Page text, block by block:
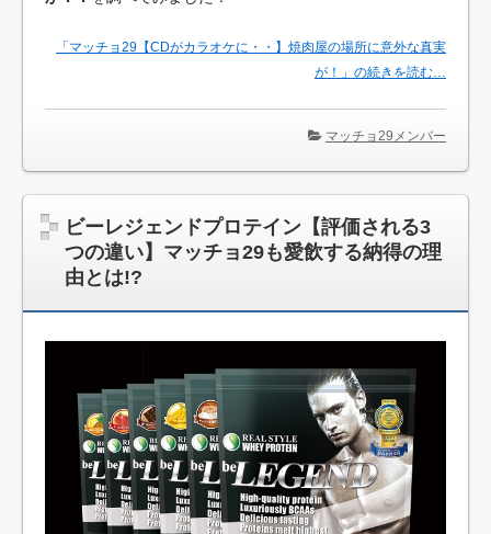
「マッチョ29【CDがカラオケに・・】焼肉屋の場所に意外な真実
が！」の続きを読む…
マッチョ29メンバー
ビーレジェンドプロテイン【評価される3
つの違い】マッチョ29も愛飲する納得の理
由とは!?